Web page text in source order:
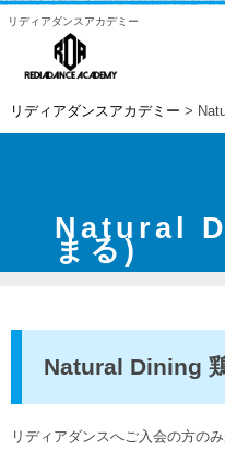
リディアダンスアカデミー
リディアダンスアカデミー >
Natural
まる)
Natural Dining
リディアダンスへご入会の方の